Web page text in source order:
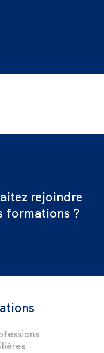
rejoindre
formations ?